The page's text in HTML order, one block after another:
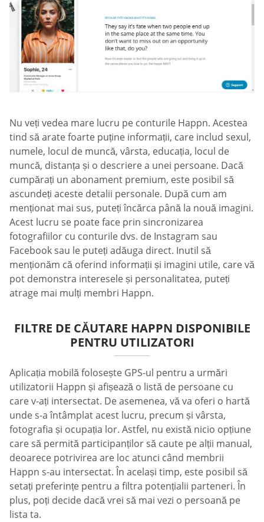
Nu veți vedea mare lucru pe conturile Happn. Acestea
tind să arate foarte puține informații, care includ sexul,
numele, locul de muncă, vârsta, educația, locul de
muncă, distanța și o descriere a unei persoane. Dacă
cumpărați un abonament premium, este posibil să
ascundeți aceste detalii personale. După cum am
menționat mai sus, puteți încărca până la nouă imagini.
Acest lucru se poate face prin sincronizarea
fotografiilor cu conturile dvs. de Instagram sau
Facebook sau le puteți adăuga direct. Inutil să
menționăm că oferind informații și imagini utile, care vă
pot demonstra interesele și personalitatea, puteți
atrage mai mulți membri Happn.
FILTRE DE CĂUTARE HAPPN DISPONIBILE
PENTRU UTILIZATORI
Aplicația mobilă folosește GPS-ul pentru a urmări
utilizatorii Happn și afișează o listă de persoane cu
care v-ați intersectat. De asemenea, vă va oferi o hartă
unde s-a întâmplat acest lucru, precum și vârsta,
fotografia și ocupația lor. Astfel, nu există nicio opțiune
care să permită participanților să caute pe alții manual,
deoarece potrivirea are loc atunci când membrii
Happn s-au intersectat. În același timp, este posibil să
setați preferințe pentru a filtra potențialii parteneri. În
plus, poți decide dacă vrei să mai vezi o persoană pe
lista ta.